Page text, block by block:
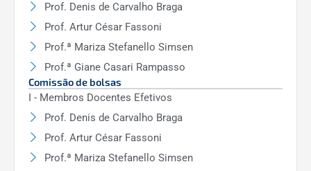
Prof. Denis de Carvalho Braga
Prof. Artur César Fassoni
Prof.ª Mariza Stefanello Simsen
Prof.ª Giane Casari Rampasso
Comissão de bolsas
I - Membros Docentes Efetivos
Prof. Denis de Carvalho Braga
Prof. Artur César Fassoni
Prof.ª Mariza Stefanello Simsen